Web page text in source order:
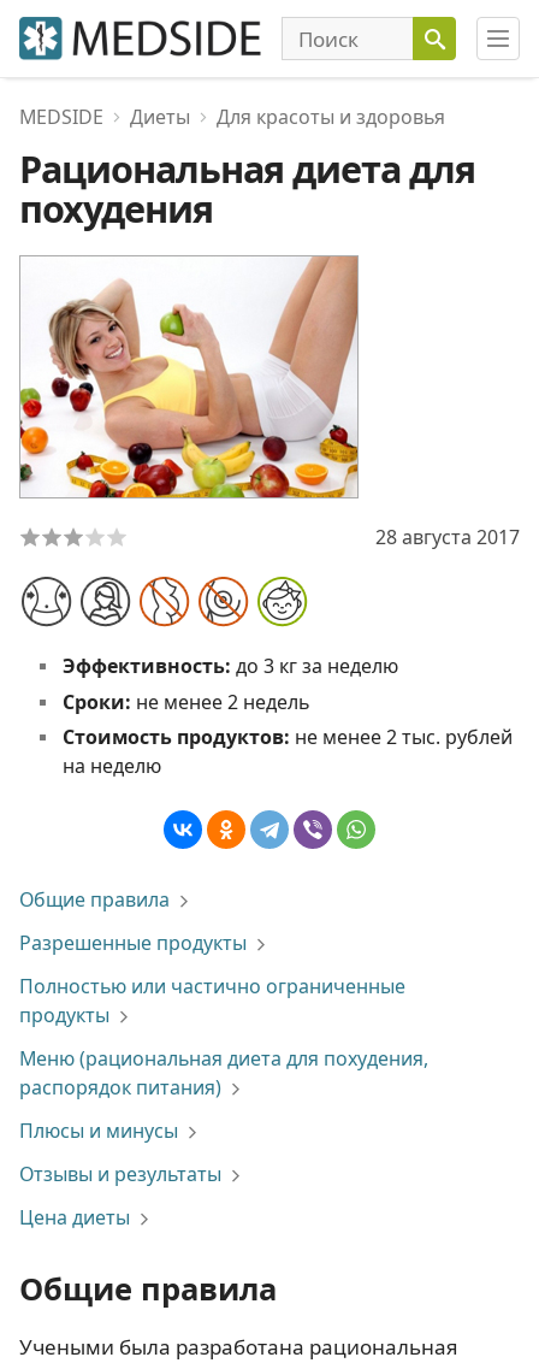
MEDSIDE Диеты Для красоты и здоровья
Рациональная диета для
похудения
28 августа 2017
Эффективность: до 3 кг за неделю
Сроки: не менее 2 недель
Стоимость продуктов: не менее 2 тыс. рублей
на неделю
Общие правила
Разрешенные продукты
Полностью или частично ограниченные
продукты
Меню (рациональная диета для похудения,
распорядок питания)
Плюсы и минусы
Отзывы и результаты
Цена диеты
Общие правила
Учеными была разработана рациональная